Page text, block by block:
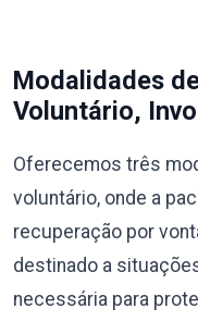
Modalidades
Voluntário,
Oferecemos três
voluntário, onde a
recuperação por
destinado a
necessária para